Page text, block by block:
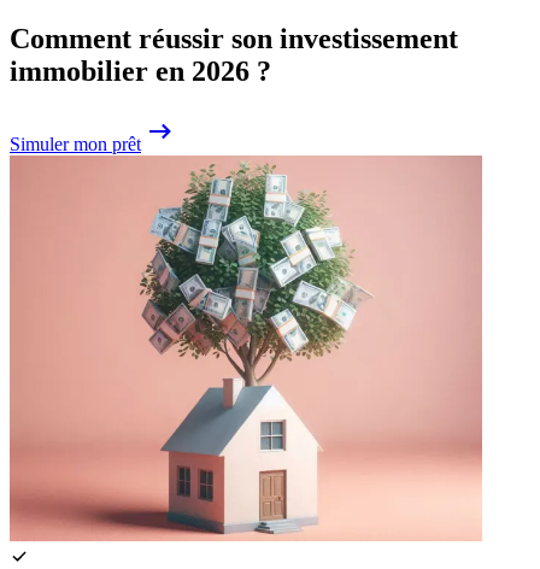
Comment réussir son investissement
immobilier en 2026 ?
Simuler mon prêt